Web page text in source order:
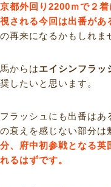
都外回り2200ｍで２着
される今回は出番があ
再来になるかもしれま
からはエイシンフラッ
したいと思います。
ラッシュにも出番はあ
衰えを感じない部分は
、府中初参戦となる
るはずです。